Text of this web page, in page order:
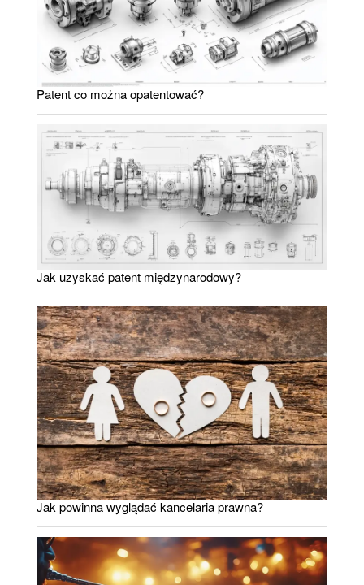
Patent co można opatentować?
Jak uzyskać patent międzynarodowy?
Jak powinna wyglądać kancelaria prawna?